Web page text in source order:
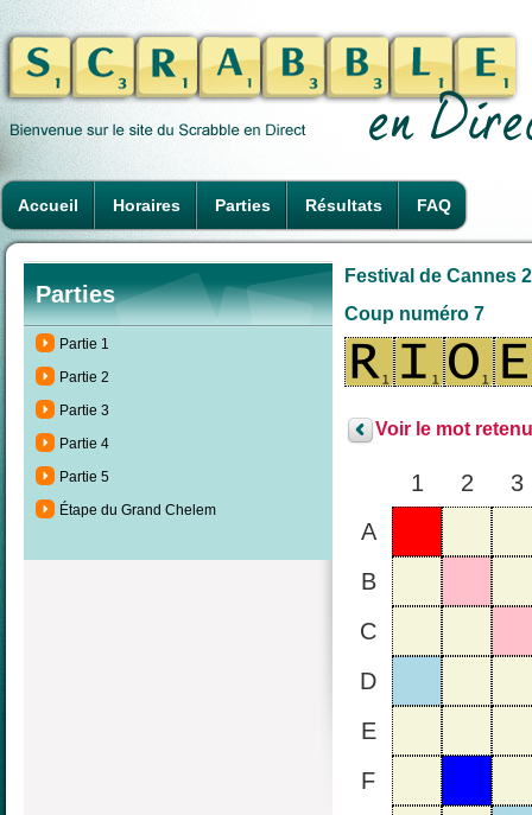
Accueil Horaires Parties Résultats FAQ
Parties
Partie 1
Partie 2
Partie 3
Partie 4
Partie 5
Étape du Grand Chelem
Festival de Cannes
Coup numéro 7
Voir le mot
1 2
3
A
B
C
D
E
F